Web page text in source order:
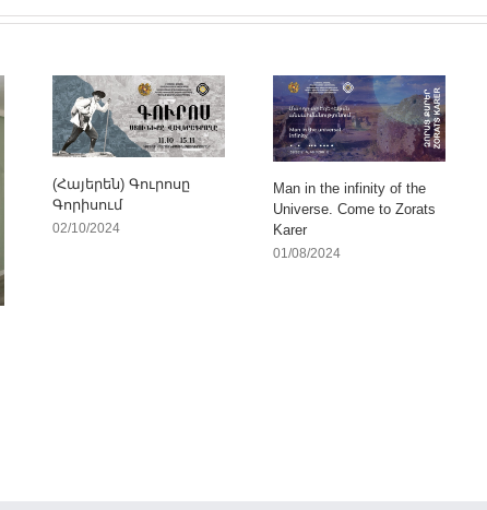
(Հայերեն) Գուրոսը
Գորիսում
02/10/2024
Man in the infinity of the
Universe. Come to Zorats
Karer
01/08/2024